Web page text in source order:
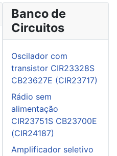
Banco de
Circuitos
Oscilador com
transistor CIR23328S
CB23627E (CIR23717)
Rádio sem
alimentação
CIR23751S CB23700E
(CIR24187)
Amplificador seletivo